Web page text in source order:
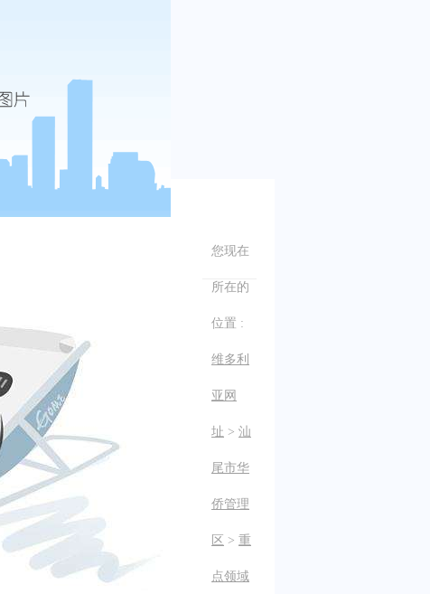
您现在
所在的
位置 :
维多利
亚网
址 > 汕
尾市华
侨管理
区 > 重
点领域